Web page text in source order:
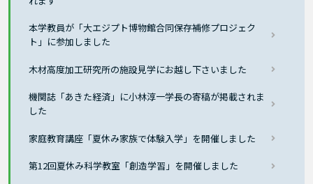
本学教員が「大エジプト博物館合同保存補修プロジェク
ト」に参加しました
木材高度加工研究所の施設見学にお越し下さいました
機関誌「あきた経済」に小林淳一学長の寄稿が掲載されま
した
家庭教育講座「夏休み家族で体験入学」を開催しました
第12回夏休み科学教室「創造学習」を開催しました